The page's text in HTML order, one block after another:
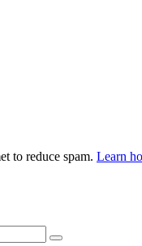
to reduce spam. Learn